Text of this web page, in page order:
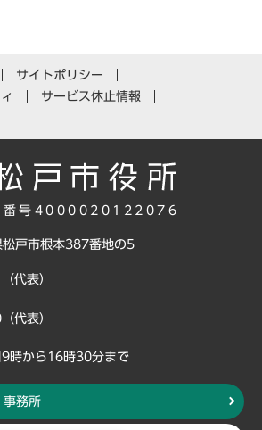
サイトポリシー
サービス休止情報
番号4000020122076
戸市根本387番地の5
代表）
代表）
9時から16時30分まで
事務所